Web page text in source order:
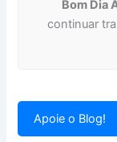
Bom Dia
continuar
Apoie o Blog!